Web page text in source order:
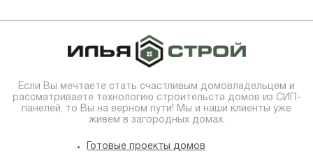
Если Вы мечтаете стать счастливым домовладельцем и
рассматриваете технологию строительста домов из СИП-
панелей, то Вы на верном пути! Мы и наши клиенты уже
живем в загородных домах.
Готовые проекты домов